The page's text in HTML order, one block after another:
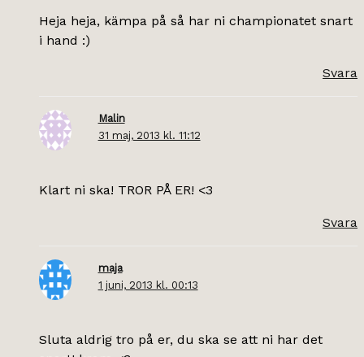
Heja heja, kämpa på så har ni championatet snart
i hand :)
Svara
Malin
31 maj, 2013 kl. 11:12
Klart ni ska! TROR PÅ ER! <3
Svara
maja
1 juni, 2013 kl. 00:13
Sluta aldrig tro på er, du ska se att ni har det